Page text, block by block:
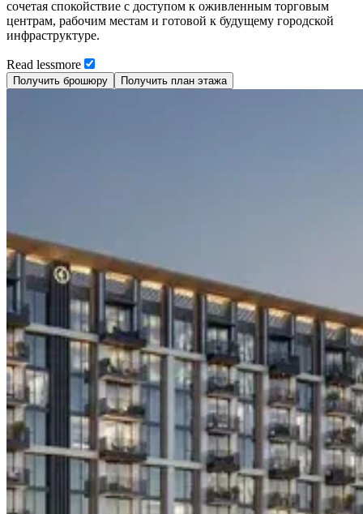
сочетая спокойствие с доступом к оживленным торговым
центрам, рабочим местам и готовой к будущему городской
инфраструктуре.
Read lessmore
Получить брошюру Получить план этажа